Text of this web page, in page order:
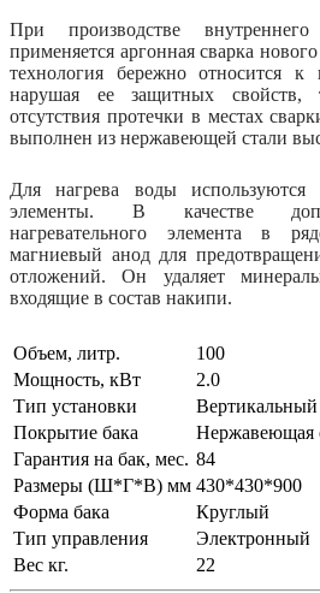
При производстве внутреннего
применяется аргонная сварка
технология бережно относится
нарушая ее защитных свойств,
отсутствия протечки в местах
выполнен из нержавеющей стали
Для нагрева воды используются
элементы. В качестве
нагревательного элемента в
магниевый анод для
отложений. Он удаляет
входящие в состав накипи.
Объем, литр.
100
Мощность, кВт
2.0
Тип установки
Вертикальный
Покрытие бака
Нержавеющая
Гарантия на бак, мес. 84
Размеры (Ш*Г*В) мм 430*430*900
Форма бака
Круглый
Тип управления
Электронный
Вес кг.
22